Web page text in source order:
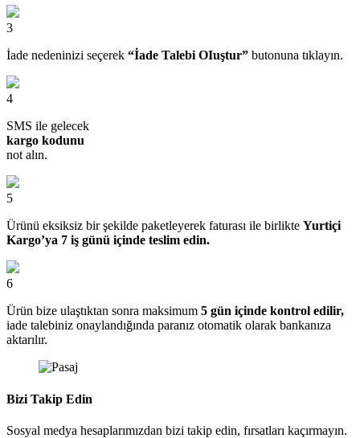
3
İade nedeninizi seçerek “İade Talebi OIuştur” butonuna tıklayın.
4
SMS ile gelecek
kargo kodunu
not alın.
5
Ürünü eksiksiz bir şekilde paketleyerek faturası ile birlikte Yurtiçi
Kargo’ya 7 iş günü içinde teslim edin.
6
Ürün bize ulaştıktan sonra maksimum 5 gün içinde kontrol edilir,
iade talebiniz onaylandığında paranız otomatik olarak bankanıza
aktarılır.
Bizi Takip Edin
Sosyal medya hesaplarımızdan bizi takip edin, fırsatları kaçırmayın.